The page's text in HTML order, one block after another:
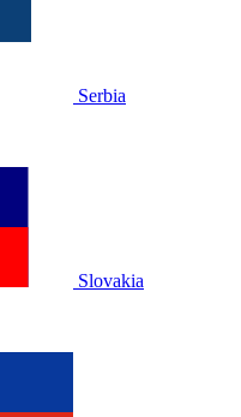
Serbia
Slovakia